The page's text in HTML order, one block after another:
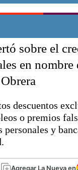
Punta Alta
El mundo
Seguridad
Escenario
Liga del Sur
Básquetbol
Fútbol
sobre el
en nombre
descuentos
o premios
personales y
Agregar La Nueva en